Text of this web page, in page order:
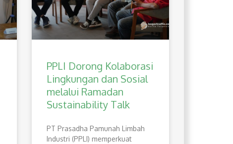
PPLI Dorong Kolaborasi
Lingkungan dan Sosial
melalui Ramadan
Sustainability Talk
PT Prasadha Pamunah Limbah
Industri (PPLI) memperkuat